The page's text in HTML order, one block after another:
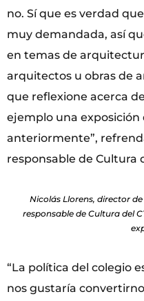
no. Sí que es verdad
muy demandada, así
en temas de
arquitectos u obras de
que reflexione acerca
ejemplo una
anteriormente”,
responsable de Cultura
Nicolás Llorens, director
responsable de Cultura del
“La política del colegio
nos gustaría